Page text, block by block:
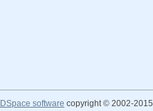
DSpace software copyright © 2002-2015